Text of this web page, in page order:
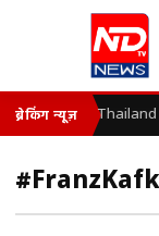
ब्रेकिंग न्यूज़ Thailand